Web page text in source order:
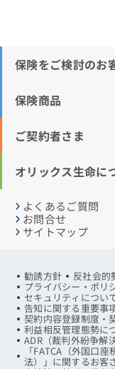
保険をご検討のお
保険商品
ご契約者さま
オリックス生命に
よくあるご質問
お問合せ
サイトマップ
勧誘方針 反社会的
プライバシー・ポリ
セキュリティについ
告知に関する重要事
契約内容登録制度・
利益相反管理態勢に
ADR（裁判外紛争解
「FATCA（外国口
法）」に関するお客